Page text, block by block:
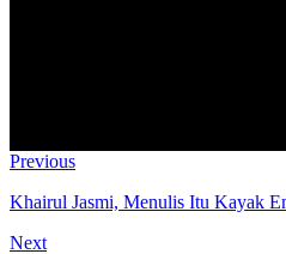
Previous
Khairul Jasmi, Menulis Itu Kayak
Next